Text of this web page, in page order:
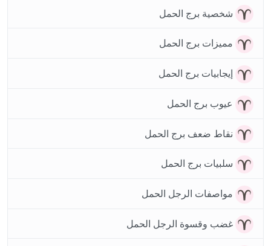
شخصية برج الحمل
مميزات برج الحمل
إيجابيات برج الحمل
عيوب برج الحمل
نقاط ضعف برج الحمل
سلبيات برج الحمل
مواصفات الرجل الحمل
غضب وقسوة الرجل الحمل